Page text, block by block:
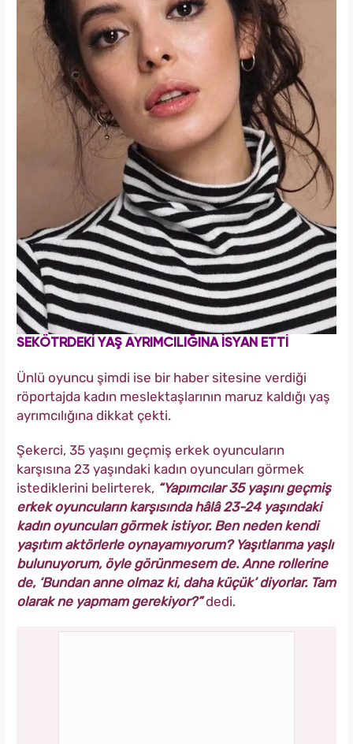
SEKÖTRDEKİ YAŞ AYRIMCILIĞINA İSYAN ETTİ
Ünlü oyuncu şimdi ise bir haber sitesine verdiği
röportajda kadın meslektaşlarının maruz kaldığı yaş
ayrımcılığına dikkat çekti.
Şekerci, 35 yaşını geçmiş erkek oyuncuların
karşısına 23 yaşındaki kadın oyuncuları görmek
istediklerini belirterek, “Yapımcılar 35 yaşını geçmiş
erkek oyuncuların karşısında hâlâ 23-24 yaşındaki
kadın oyuncuları görmek istiyor. Ben neden kendi
yaşıtım aktörlerle oynayamıyorum? Yaşıtlarıma yaşlı
bulunuyorum, öyle görünmesem de. Anne rollerine
de, ‘Bundan anne olmaz ki, daha küçük’ diyorlar. Tam
olarak ne yapmam gerekiyor?”dedi.